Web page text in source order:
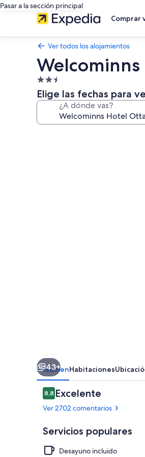
Pasar a la sección principal
Comprar
Ver todos los alojamientos
Alojamiento
de
2.5 estrellas
Elige las fechas para
¿A dónde vas?
43+
ResumenHabitaciones
Comentarios
8,88,8 de 10
Excelente
Ver 2702 comentarios
Servicios populares
Desayuno incluido